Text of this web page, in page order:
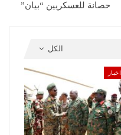
حصانة للعسكريين “بيان”
الكل
اخبار